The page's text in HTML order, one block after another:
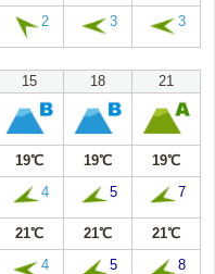
2 3 3
15 18 21
19℃ 19℃ 19℃
4 5 7
21℃ 21℃ 21℃
4 5 8